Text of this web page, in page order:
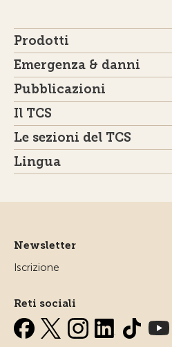
Prodotti
Emergenza & danni
Pubblicazioni
Il TCS
Le sezioni del TCS
Lingua
Newsletter
Iscrizione
Reti sociali